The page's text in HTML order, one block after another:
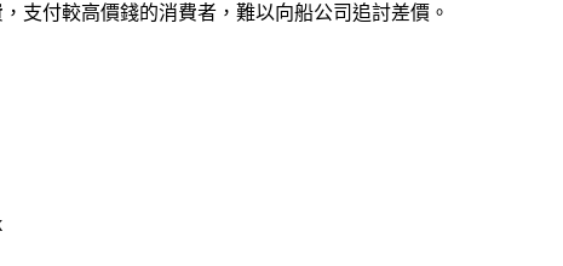
支付較高價錢的消費者，難以向船公司追討差價。